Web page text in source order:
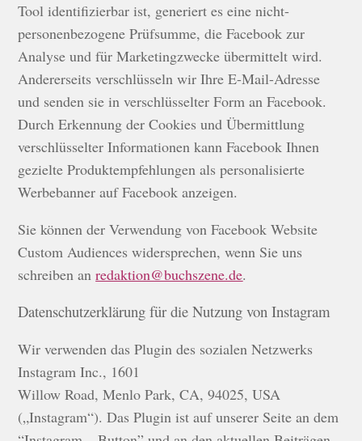
Tool identifizierbar ist, generiert es eine nicht-
personenbezogene Prüfsumme, die Facebook zur
Analyse und für Marketingzwecke übermittelt wird.
Andererseits verschlüsseln wir Ihre E-Mail-Adresse
und senden sie in verschlüsselter Form an Facebook.
Durch Erkennung der Cookies und Übermittlung
verschlüsselter Informationen kann Facebook Ihnen
gezielte Produktempfehlungen als personalisierte
Werbebanner auf Facebook anzeigen.
Sie können der Verwendung von Facebook Website
Custom Audiences widersprechen, wenn Sie uns
schreiben anredaktion@buchszene.de.
Datenschutzerklärung für die Nutzung von Instagram
Wir verwenden das Plugin des sozialen Netzwerks
Instagram Inc., 1601
Willow Road, Menlo Park, CA, 94025, USA
(„Instagram“). Das Plugin ist auf unserer Seite an dem